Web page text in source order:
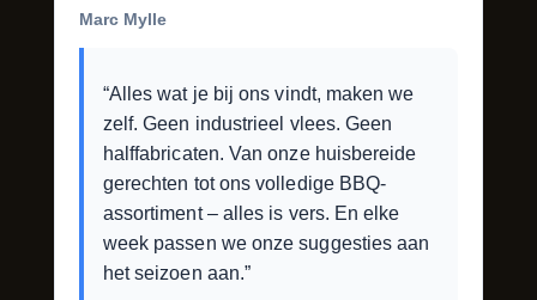
Marc Mylle
“Alles wat je bij ons vindt, maken we
zelf. Geen industrieel vlees. Geen
halffabricaten. Van onze huisbereide
gerechten tot ons volledige BBQ-
assortiment – alles is vers. En elke
week passen we onze suggesties aan
het seizoen aan.”